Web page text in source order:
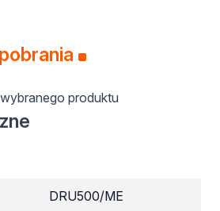
produktu
DRU500/ME